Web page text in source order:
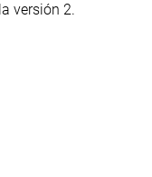
versión 2.